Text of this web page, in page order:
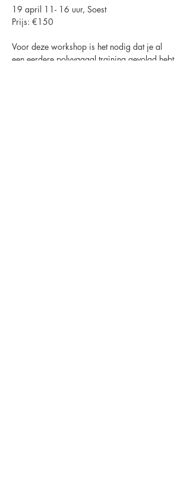
19 april 11- 16 uur, Soest
Prijs: €150
Voor deze workshop is het nodig dat je al
een eerdere polyvagaal training gevolgd hebt.